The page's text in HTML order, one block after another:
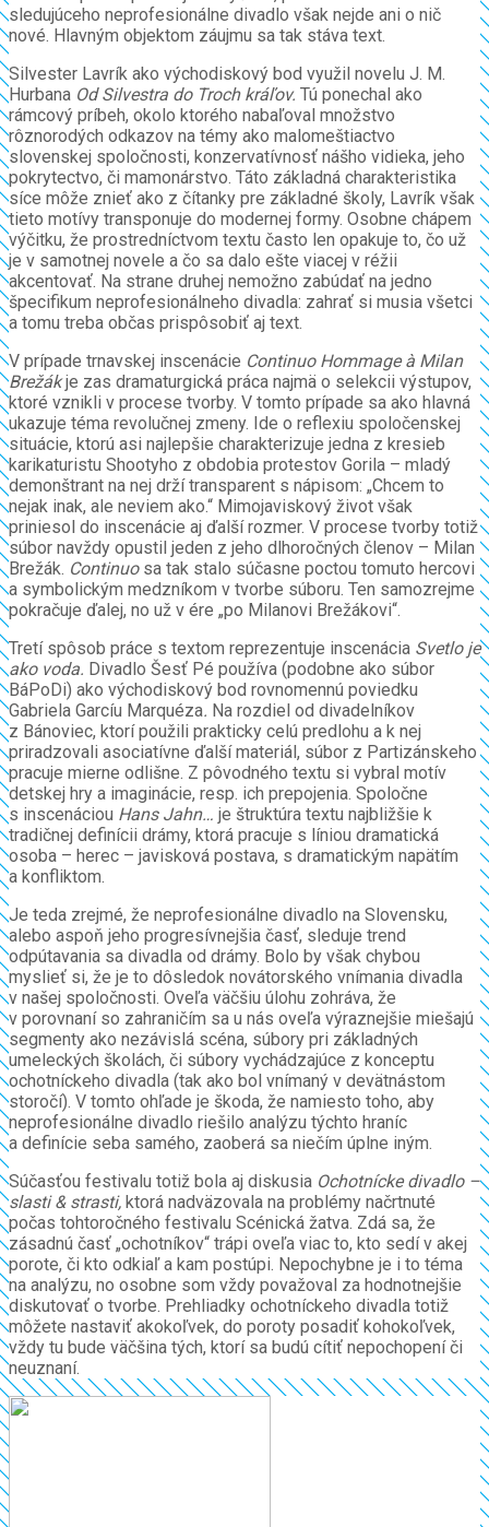
sledujúceho neprofesionálne divadlo však nejde ani o nič
nové. Hlavným objektom záujmu sa tak stáva text.
Silvester Lavrík ako východiskový bod využil novelu J. M.
Hurbana Od Silvestra do Troch kráľov. Tú ponechal ako
rámcový príbeh, okolo ktorého nabaľoval množstvo
rôznorodých odkazov na témy ako malomeštiactvo
slovenskej spoločnosti, konzervatívnosť nášho vidieka, jeho
pokrytectvo, či mamonárstvo. Táto základná charakteristika
síce môže znieť ako z čítanky pre základné školy, Lavrík však
tieto motívy transponuje do modernej formy. Osobne chápem
výčitku, že prostredníctvom textu často len opakuje to, čo už
je v samotnej novele a čo sa dalo ešte viacej v réžii
akcentovať. Na strane druhej nemožno zabúdať na jedno
špecifikum neprofesionálneho divadla: zahrať si musia všetci
a tomu treba občas prispôsobiť aj text.
V prípade trnavskej inscenácie Continuo Hommage à Milan
Brežákje zas dramaturgická práca najmä o selekcii výstupov,
ktoré vznikli v procese tvorby. V tomto prípade sa ako hlavná
ukazuje téma revolučnej zmeny. Ide o reflexiu spoločenskej
situácie, ktorú asi najlepšie charakterizuje jedna z kresieb
karikaturistu Shootyho z obdobia protestov Gorila – mladý
demonštrant na nej drží transparent s nápisom: „Chcem to
nejak inak, ale neviem ako.“ Mimojaviskový život však
priniesol do inscenácie aj ďalší rozmer. V procese tvorby totiž
súbor navždy opustil jeden z jeho dlhoročných členov – Milan
Brežák. Continuosa tak stalo súčasne poctou tomuto hercovi
a symbolickým medzníkom v tvorbe súboru. Ten samozrejme
pokračuje ďalej, no už v ére „po Milanovi Brežákovi“.
Tretí spôsob práce s textom reprezentuje inscenácia Svetlo je
ako voda. Divadlo Šesť Pé používa (podobne ako súbor
BáPoDi) ako východiskový bod rovnomennú poviedku
Gabriela Garcíu Marquéza. Na rozdiel od divadelníkov
z Bánoviec, ktorí použili prakticky celú predlohu a k nej
priradzovali asociatívne ďalší materiál, súbor z Partizánskeho
pracuje mierne odlišne. Z pôvodného textu si vybral motív
detskej hry a imaginácie, resp. ich prepojenia. Spoločne
s inscenáciou Hans Jahn… je štruktúra textu najbližšie k
tradičnej definícii drámy, ktorá pracuje s líniou dramatická
osoba – herec – javisková postava, s dramatickým napätím
a konfliktom.
Je teda zrejmé, že neprofesionálne divadlo na Slovensku,
alebo aspoň jeho progresívnejšia časť, sleduje trend
odpútavania sa divadla od drámy. Bolo by však chybou
myslieť si, že je to dôsledok novátorského vnímania divadla
v našej spoločnosti. Oveľa väčšiu úlohu zohráva, že
v porovnaní so zahraničím sa u nás oveľa výraznejšie miešajú
segmenty ako nezávislá scéna, súbory pri základných
umeleckých školách, či súbory vychádzajúce z konceptu
ochotníckeho divadla (tak ako bol vnímaný v devätnástom
storočí). V tomto ohľade je škoda, že namiesto toho, aby
neprofesionálne divadlo riešilo analýzu týchto hraníc
a definície seba samého, zaoberá sa niečím úplne iným.
Súčasťou festivalu totiž bola aj diskusia Ochotnícke divadlo –
slasti & strasti, ktorá nadväzovala na problémy načrtnuté
počas tohtoročného festivalu Scénická žatva. Zdá sa, že
zásadnú časť „ochotníkov“ trápi oveľa viac to, kto sedí v akej
porote, či kto odkiaľ a kam postúpi. Nepochybne je i to téma
na analýzu, no osobne som vždy považoval za hodnotnejšie
diskutovať o tvorbe. Prehliadky ochotníckeho divadla totiž
môžete nastaviť akokoľvek, do poroty posadiť kohokoľvek,
vždy tu bude väčšina tých, ktorí sa budú cítiť nepochopení či
neuznaní.